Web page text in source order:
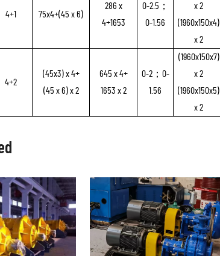
4+1 75x4+(45 x 6)
286 x
4+1653
0-2.5；
0-1.56
x 2
(1960x150x4)
x 2
4+2
(45x3) x 4+
(45 x 6) x 2
645 x 4+
1653 x 2
0-2；0-
1.56
(1960x150x7)
x 2
(1960x150x5)
x 2